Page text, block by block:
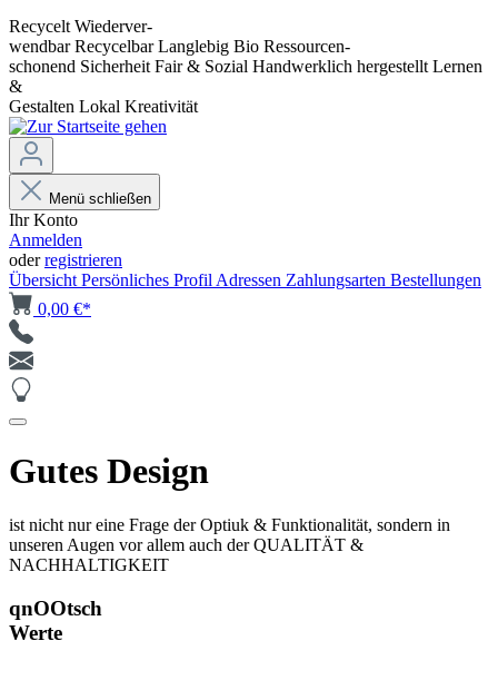
Recycelt Wiederver-
wendbar Recycelbar Langlebig Bio Ressourcen-
schonend Sicherheit Fair & Sozial Handwerklich hergestellt Lernen
&
Gestalten Lokal Kreativität
Menü schließen
Ihr Konto
Anmelden
oderregistrieren
Übersicht Persönliches Profil Adressen Zahlungsarten Bestellungen
0,00 €*
Gutes Design
ist nicht nur eine Frage der Optiuk & Funktionalität, sondern in
unseren Augen vor allem auch der QUALITÄT &
NACHHALTIGKEIT
qnOOtsch
Werte